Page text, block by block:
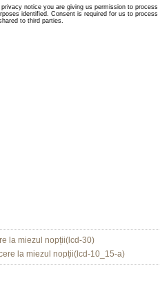
la miezul nopții(lcd-30)
la miezul nopții(lcd-10_15-a)